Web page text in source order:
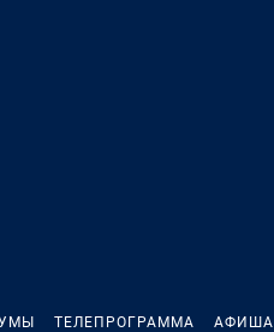
ТЕЛЕПРОГРАММА АФИША